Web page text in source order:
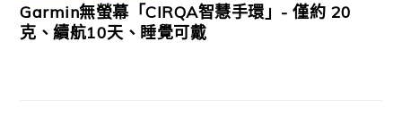
Garmin無螢幕「CIRQA智慧手環」- 僅約 20
克、續航10天、睡覺可戴